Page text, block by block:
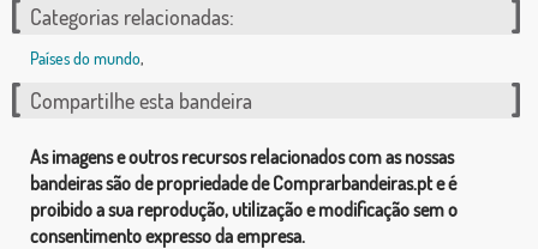
Categorias relacionadas:
Países do mundo,
Compartilhe esta bandeira
As imagens e outros recursos relacionados com as nossas
bandeiras são de propriedade de Comprarbandeiras.pt e é
proibido a sua reprodução, utilização e modificação sem o
consentimento expresso da empresa.